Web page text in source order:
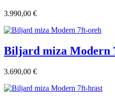
3.990,00 €
Biljard miza Modern
3.690,00 €